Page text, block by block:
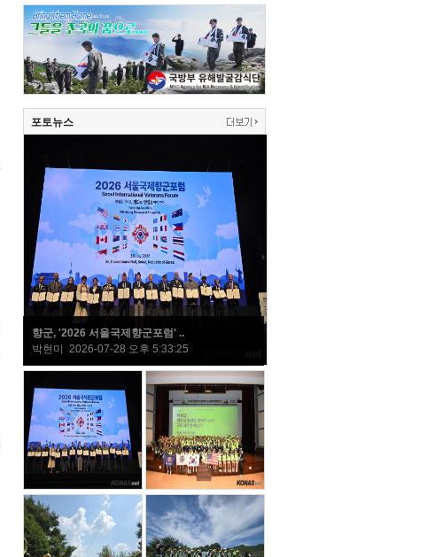
포토뉴스
향군, '2026 서울국제향군포럼' ..
박현미 2026-07-28 오후 5:33:25